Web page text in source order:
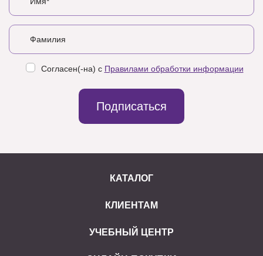
Согласен(-на) с Правилами обработки информации
Подписаться
КАТАЛОГ
КЛИЕНТАМ
УЧЕБНЫЙ ЦЕНТР